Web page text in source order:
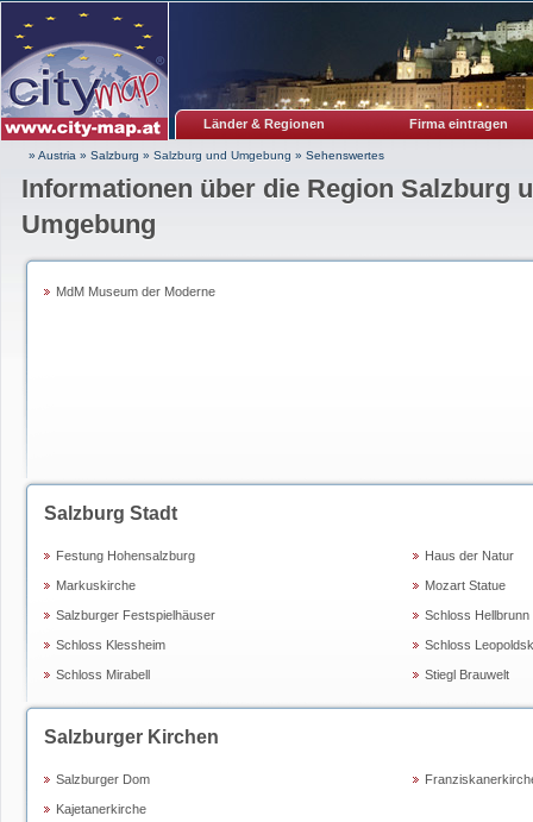
Länder & Regionen Firma eintragen
» Austria » Salzburg » Salzburg und Umgebung » Sehenswertes
Informationen über die Region Salzburg
Umgebung
MdM Museum der Moderne
Salzburg Stadt
Festung Hohensalzburg Haus der Natur
Markuskirche Mozart Statue
Salzburger Festspielhäuser Schloss
Schloss Klessheim Schloss
Schloss Mirabell Stiegl Brauwelt
Salzburger Kirchen
Salzburger Dom
Kajetanerkirche